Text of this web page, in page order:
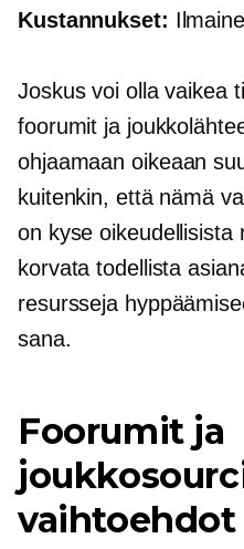
Kustannukset:
Joskus voi olla vaikea
foorumit ja
ohjaamaan oikeaan
kuitenkin, että nämä
on kyse oikeudellisista
korvata todellista
resursseja
sana.
Foorumit ja
vaihtoehdot